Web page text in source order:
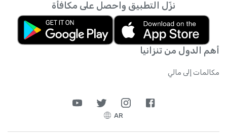
الإنترنت متى يشاء.
أهم الدول من تنزانيا
مكالمات إلى مالي
نزّل التطبيق واحصل على مكافأة
AR